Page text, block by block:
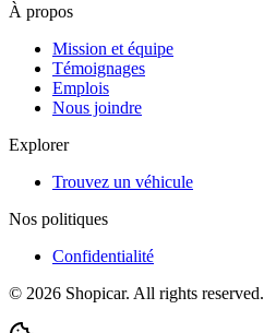
À propos
Mission et équipe
Témoignages
Emplois
Nous joindre
Explorer
Trouvez un véhicule
Nos politiques
Confidentialité
© 2026 Shopicar. All rights reserved.